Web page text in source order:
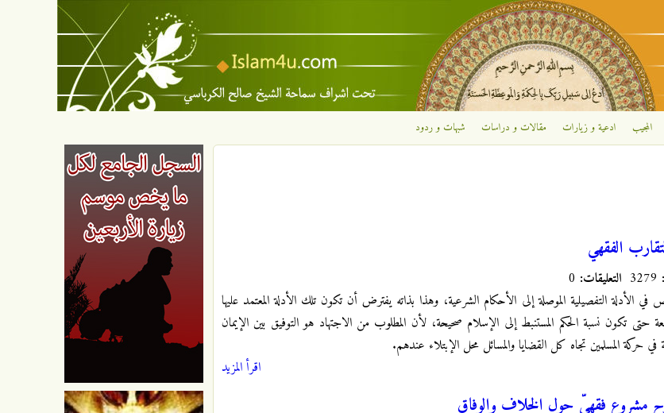
تجاوز إلى المحتوى الرئيسي
المجيب ادعية و زيارات مقالات و دراسات شبهات و ردود
الفقهي
التعليقات:
في الأدلة التفصيلية الموصلة إلى الأحكام الشرعية، وهذا بذاته يفترض أن تكون تلك الأدلة المعتمد عليها
حتى تكون نسبة الحكم المستنبط إلى الإسلام صحيحة، لأن المطلوب من الاجتهاد هو التوفيق بين الإيمان
في حركة المسلمين تجاه كل القضايا والمسائل محل الإبتلاء عندهم.
اقرأ المزيد
مشروع فقهيّ حول الخلاف والوفاق